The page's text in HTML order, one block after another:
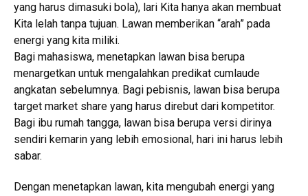
yang harus dimasuki bola), lari Kita hanya akan membuat
Kita lelah tanpa tujuan. Lawan memberikan “arah” pada
energi yang kita miliki.
Bagi mahasiswa, menetapkan lawan bisa berupa
menargetkan untuk mengalahkan predikat cumlaude
angkatan sebelumnya. Bagi pebisnis, lawan bisa berupa
target market share yang harus direbut dari kompetitor.
Bagi ibu rumah tangga, lawan bisa berupa versi dirinya
sendiri kemarin yang lebih emosional, hari ini harus lebih
sabar.
Dengan menetapkan lawan, kita mengubah energi yang